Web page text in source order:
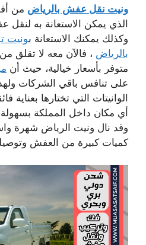
ونيت نقل عفش بالرياض من
الذي يمكن الاستعانة به
وكذلك يمكنك الاستعانة بونيت
بالرياض ، فالآن معه لا تقلق من
متوفر بأسعار خيالية، حيث أن
على تنافس باقي الشركات
الوانيتات التي تختارها
أي مكان داخل المملكة
وقد نال ونيت الرياض شهرة
كميات كبيرة من العفش